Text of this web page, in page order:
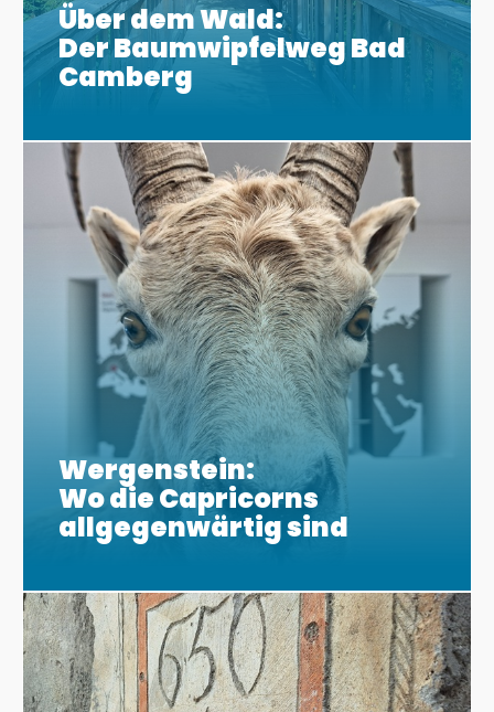
Über dem Wald:
Der Baumwipfelweg Bad
Camberg
Wergenstein:
Wo die Capricorns
allgegenwärtig sind